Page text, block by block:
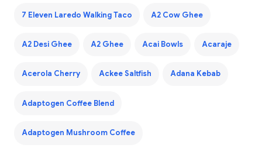
7 Eleven Laredo Walking Taco A2 Cow Ghee
A2 Desi Ghee A2 Ghee Acai Bowls Acaraje
Acerola Cherry Ackee Saltfish Adana Kebab
Adaptogen Coffee Blend
Adaptogen Mushroom Coffee